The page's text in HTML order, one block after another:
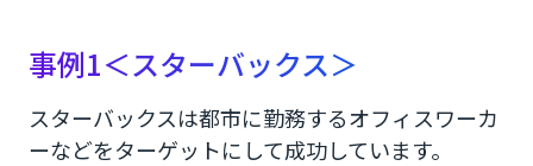
事例1＜スターバックス＞
スターバックスは都市に勤務するオフィスワーカ
ーなどをターゲットにして成功しています。